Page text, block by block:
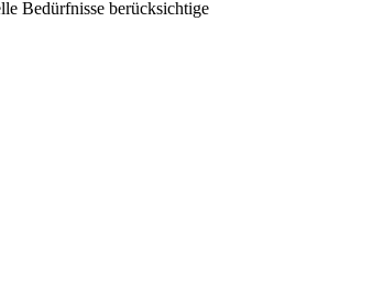
Bedürfnisse berücksichtige